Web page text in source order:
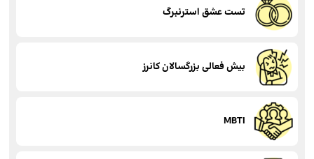
تست عشق استرنبرگ
بیش فعالی بزرگسالان کانرز
MBTI